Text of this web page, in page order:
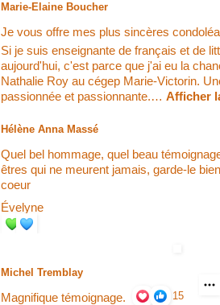
Marie-Elaine Boucher
Je vous offre mes plus sincères
Si je suis enseignante de français et de
aujourd'hui, c'est parce que j'ai eu la
Nathalie Roy au cégep Marie-Victorin.
passionnée et passionnante.… Afficher
Hélène Anna Massé
Quel bel hommage, quel beau
êtres qui ne meurent jamais, garde-le
coeur
Évelyne
Michel Tremblay
Magnifique témoignage. 15